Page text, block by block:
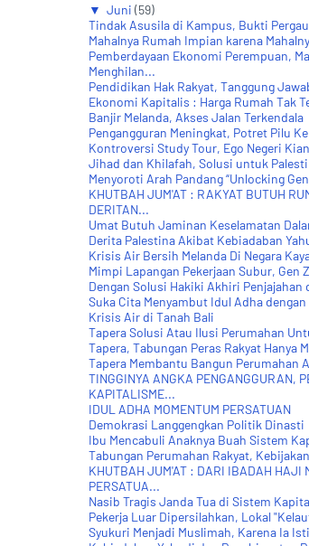
▼ Juni (59)
Tindak Asusila di Kampus, Bukti
Mahalnya Rumah Impian karena
Pemberdayaan Ekonomi Perempuan,
Menghilan...
Pendidikan Hak Rakyat, Tanggung
Ekonomi Kapitalis : Harga Rumah Tak
Banjir Melanda, Akses Jalan Terkendala
Pengangguran Meningkat, Potret Pilu
Kontroversi Study Tour, Ego Negeri
Jihad dan Khilafah, Solusi untuk
Menyoroti Arah Pandang “Unlocking
KHUTBAH JUM'AT : RAKYAT BUTUH
DERITAN...
Umat Butuh Jaminan Keselamatan
Derita Palestina Akibat Kebiadaban
Krisis Air Bersih Melanda Di Negara
Mimpi Lapangan Pekerjaan Subur, Gen
Dengan Solusi Hakiki Akhiri Penjajahan
Suka Cita Menyambut Idul Adha
Krisis Air di Tanah Bali
Tapera Solusi Atau Ilusi Perumahan
Tapera, Tabungan Peras Rakyat Hanya
Tapera Membantu Bangun Perumahan
TINGGINYA ANGKA PENGANGGURAN,
KAPITALISME...
IDUL ADHA MOMENTUM PERSATUAN
Demokrasi Langgengkan Politik Dinasti
Ibu Mencabuli Anaknya Buah Sistem
Tabungan Perumahan Rakyat,
KHUTBAH JUM'AT : DARI IBADAH HAJI
PERSATUA...
Nasib Tragis Janda Tua di Sistem
Pekerja Luar Dipersilahkan, Lokal
Syukuri Menjadi Muslimah, Karena Ia